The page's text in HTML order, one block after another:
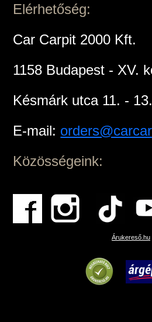
Elérhetőség:
Car Carpit 2000 Kft.
1158 Budapest - XV.
Késmárk utca 11. - 13.
E-mail:
Közösségeink:
Árukereső.hu